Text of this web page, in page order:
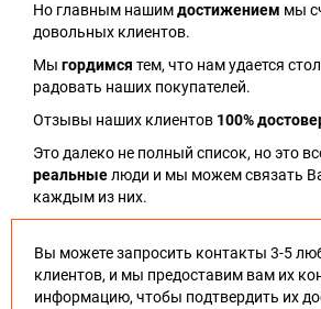
Но главным нашимдостижением мы
довольных клиентов.
Мы гордимся тем, что нам удается
радовать наших покупателей.
Отзывы наших клиентов 100%
Это далеко не полный список, но это
реальныелюди и мы можем связать
каждым из них.
Вы можете запросить контакты 3-5
клиентов, и мы предоставим вам их
информацию, чтобы подтвердить их